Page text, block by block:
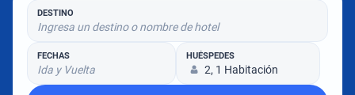
DESTINO
Ingresa un destino o nombre de hotel
FECHAS
Ida y Vuelta
HUÉSPEDES
2, 1 Habitación